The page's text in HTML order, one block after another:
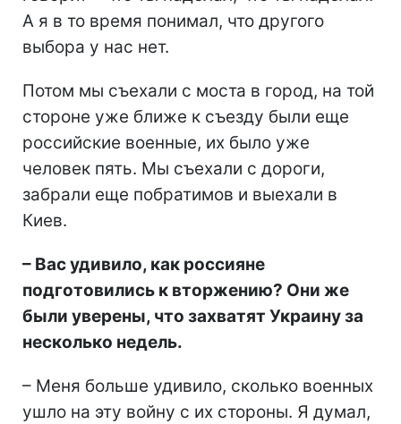
А я в то время понимал, что другого
выбора у нас нет.
Потом мы съехали с моста в город, на той
стороне уже ближе к съезду были еще
российские военные, их было уже
человек пять. Мы съехали с дороги,
забрали еще побратимов и выехали в
Киев.
– Вас удивило, как россияне
подготовились к вторжению? Они же
были уверены, что захватят Украину за
несколько недель.
– Меня больше удивило, сколько военных
ушло на эту войну с их стороны. Я думал,